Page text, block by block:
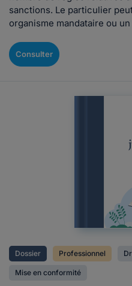
sanctions. Le particulier
organisme mandataire ou
Consulter
Dossier Professionnel
Mise en conformité